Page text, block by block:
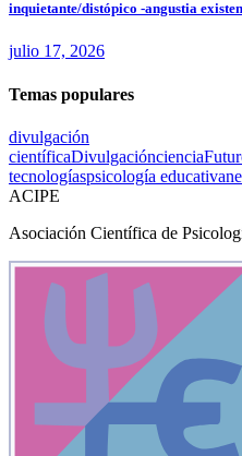
inquietante/distópico -angustia
julio 17, 2026
Temas populares
divulgación
científicaDivulgaciónciencia
tecnologíaspsicología educativa
ACIPE
Asociación Científica de